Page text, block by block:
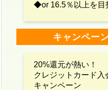
◆or 16.5％以上を目
キャンペー
20%還元が熱い！
クレジットカード入
キャンペーン